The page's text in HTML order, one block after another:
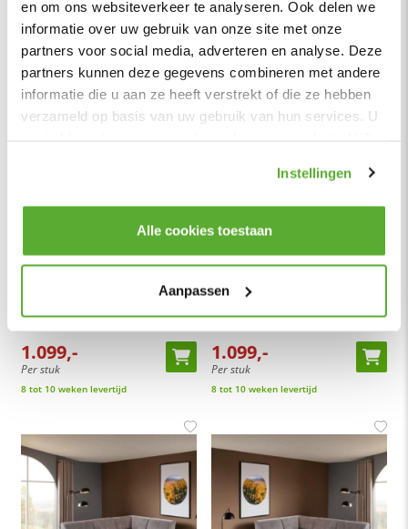
en om ons websiteverkeer te analyseren. Ook delen we
informatie over uw gebruik van onze site met onze
partners voor social media, adverteren en analyse. Deze
partners kunnen deze gegevens combineren met andere
informatie die u aan ze heeft verstrekt of die ze hebben
verzameld op basis van uw gebruik van hun services. U
Instellingen
Alle cookies toestaan
Aanpassen
Per stuk
8 tot 10 weken levertijd
Per stuk
8 tot 10 weken levertijd
HomingXL
Hoekbank Girona open eind rechts -
Zoom 19 - 2,04 x 2,61 mtr breed
1.099,-
Per stuk
8 tot 10 weken levertijd
HomingXL
Hoekbank Girona open eind links -
Zoom 19 - 2,04 x 2,61 mtr breed
1.099,-
Per stuk
8 tot 10 weken levertijd